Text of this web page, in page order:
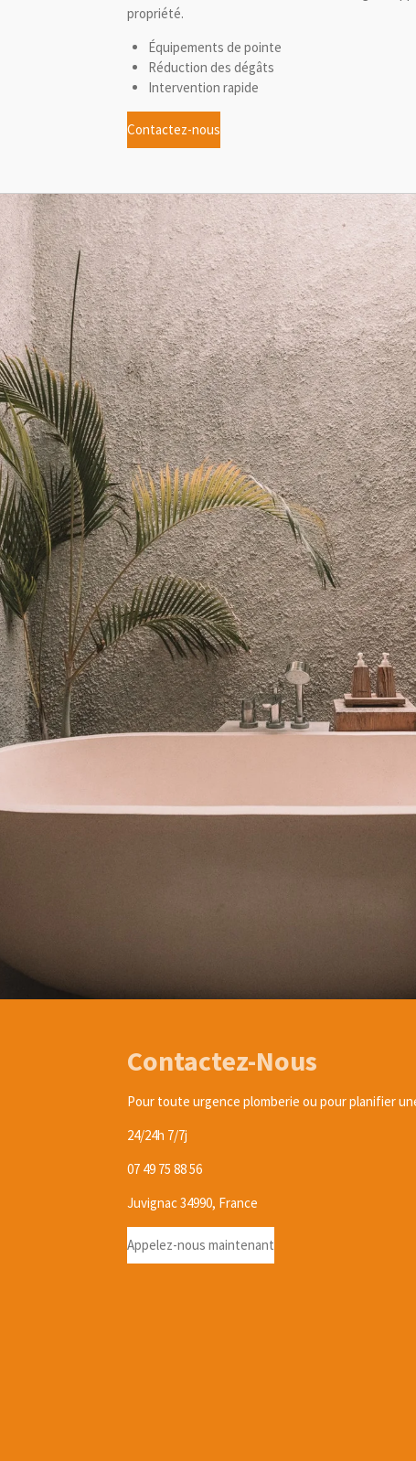
propriété.
Équipements de pointe
Réduction des dégâts
Intervention rapide
Contactez-nous
Contactez-Nous
Pour toute urgence plomberie ou pour planifier
24/24h 7/7j
07 49 75 88 56
Juvignac 34990, France
Appelez-nous maintenant